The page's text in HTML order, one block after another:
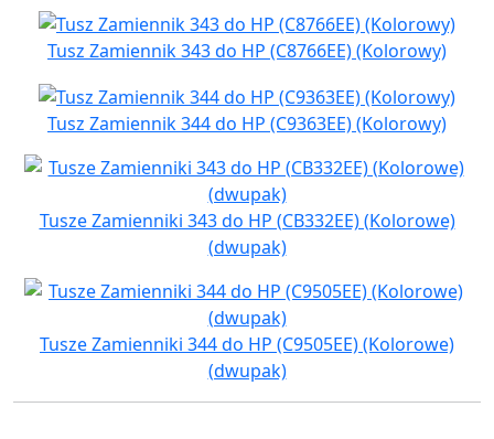
Tusz Zamiennik 343 do HP (C8766EE) (Kolorowy)
Tusz Zamiennik 344 do HP (C9363EE) (Kolorowy)
Tusze Zamienniki 343 do HP (CB332EE) (Kolorowe)
(dwupak)
Tusze Zamienniki 344 do HP (C9505EE) (Kolorowe)
(dwupak)